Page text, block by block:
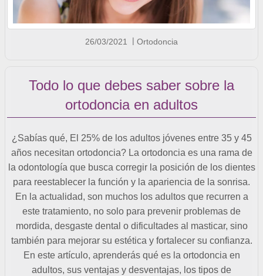
26/03/2021 Ortodoncia
Todo lo que debes saber sobre la
ortodoncia en adultos
¿Sabías qué, El 25% de los adultos jóvenes entre 35 y 45
años necesitan ortodoncia? La ortodoncia es una rama de
la odontología que busca corregir la posición de los dientes
para reestablecer la función y la apariencia de la sonrisa.
En la actualidad, son muchos los adultos que recurren a
este tratamiento, no solo para prevenir problemas de
mordida, desgaste dental o dificultades al masticar, sino
también para mejorar su estética y fortalecer su confianza.
En este artículo, aprenderás qué es la ortodoncia en
adultos, sus ventajas y desventajas, los tipos de